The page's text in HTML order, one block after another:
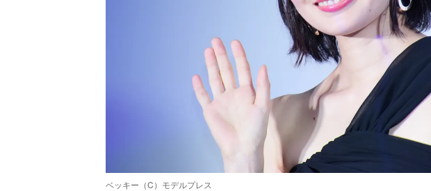
ベッキー（C）モデルプレス